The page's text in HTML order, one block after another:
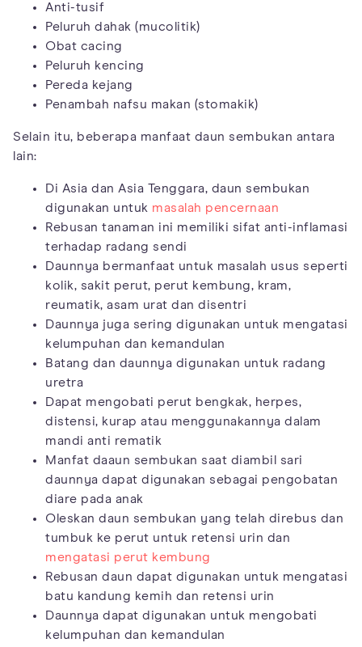
Anti-tusif
Peluruh dahak (mucolitik)
Obat cacing
Peluruh kencing
Pereda kejang
Penambah nafsu makan (stomakik)
Selain itu, beberapa manfaat daun sembukan antara
lain:
Di Asia dan Asia Tenggara, daun sembukan
digunakan untuk masalah pencernaan
Rebusan tanaman ini memiliki sifat anti-inflamasi
terhadap radang sendi
Daunnya bermanfaat untuk masalah usus seperti
kolik, sakit perut, perut kembung, kram,
reumatik, asam urat dan disentri
Daunnya juga sering digunakan untuk mengatasi
kelumpuhan dan kemandulan
Batang dan daunnya digunakan untuk radang
uretra
Dapat mengobati perut bengkak, herpes,
distensi, kurap atau menggunakannya dalam
mandi anti rematik
Manfat daaun sembukan saat diambil sari
daunnya dapat digunakan sebagai pengobatan
diare pada anak
Oleskan daun sembukan yang telah direbus dan
tumbuk ke perut untuk retensi urin dan
mengatasi perut kembung
Rebusan daun dapat digunakan untuk mengatasi
batu kandung kemih dan retensi urin
Daunnya dapat digunakan untuk mengobati
kelumpuhan dan kemandulan